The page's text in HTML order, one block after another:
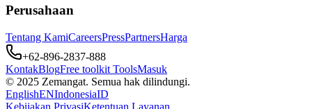
Perusahaan
Tentang KamiCareersPressPartnersHarga
+62-896-2837-888
KontakBlogFree toolkit ToolsMasuk
© 2025 Zemangat. Semua hak dilindungi.
EnglishENIndonesiaID
Kebijakan PrivasiKetentuan Layanan